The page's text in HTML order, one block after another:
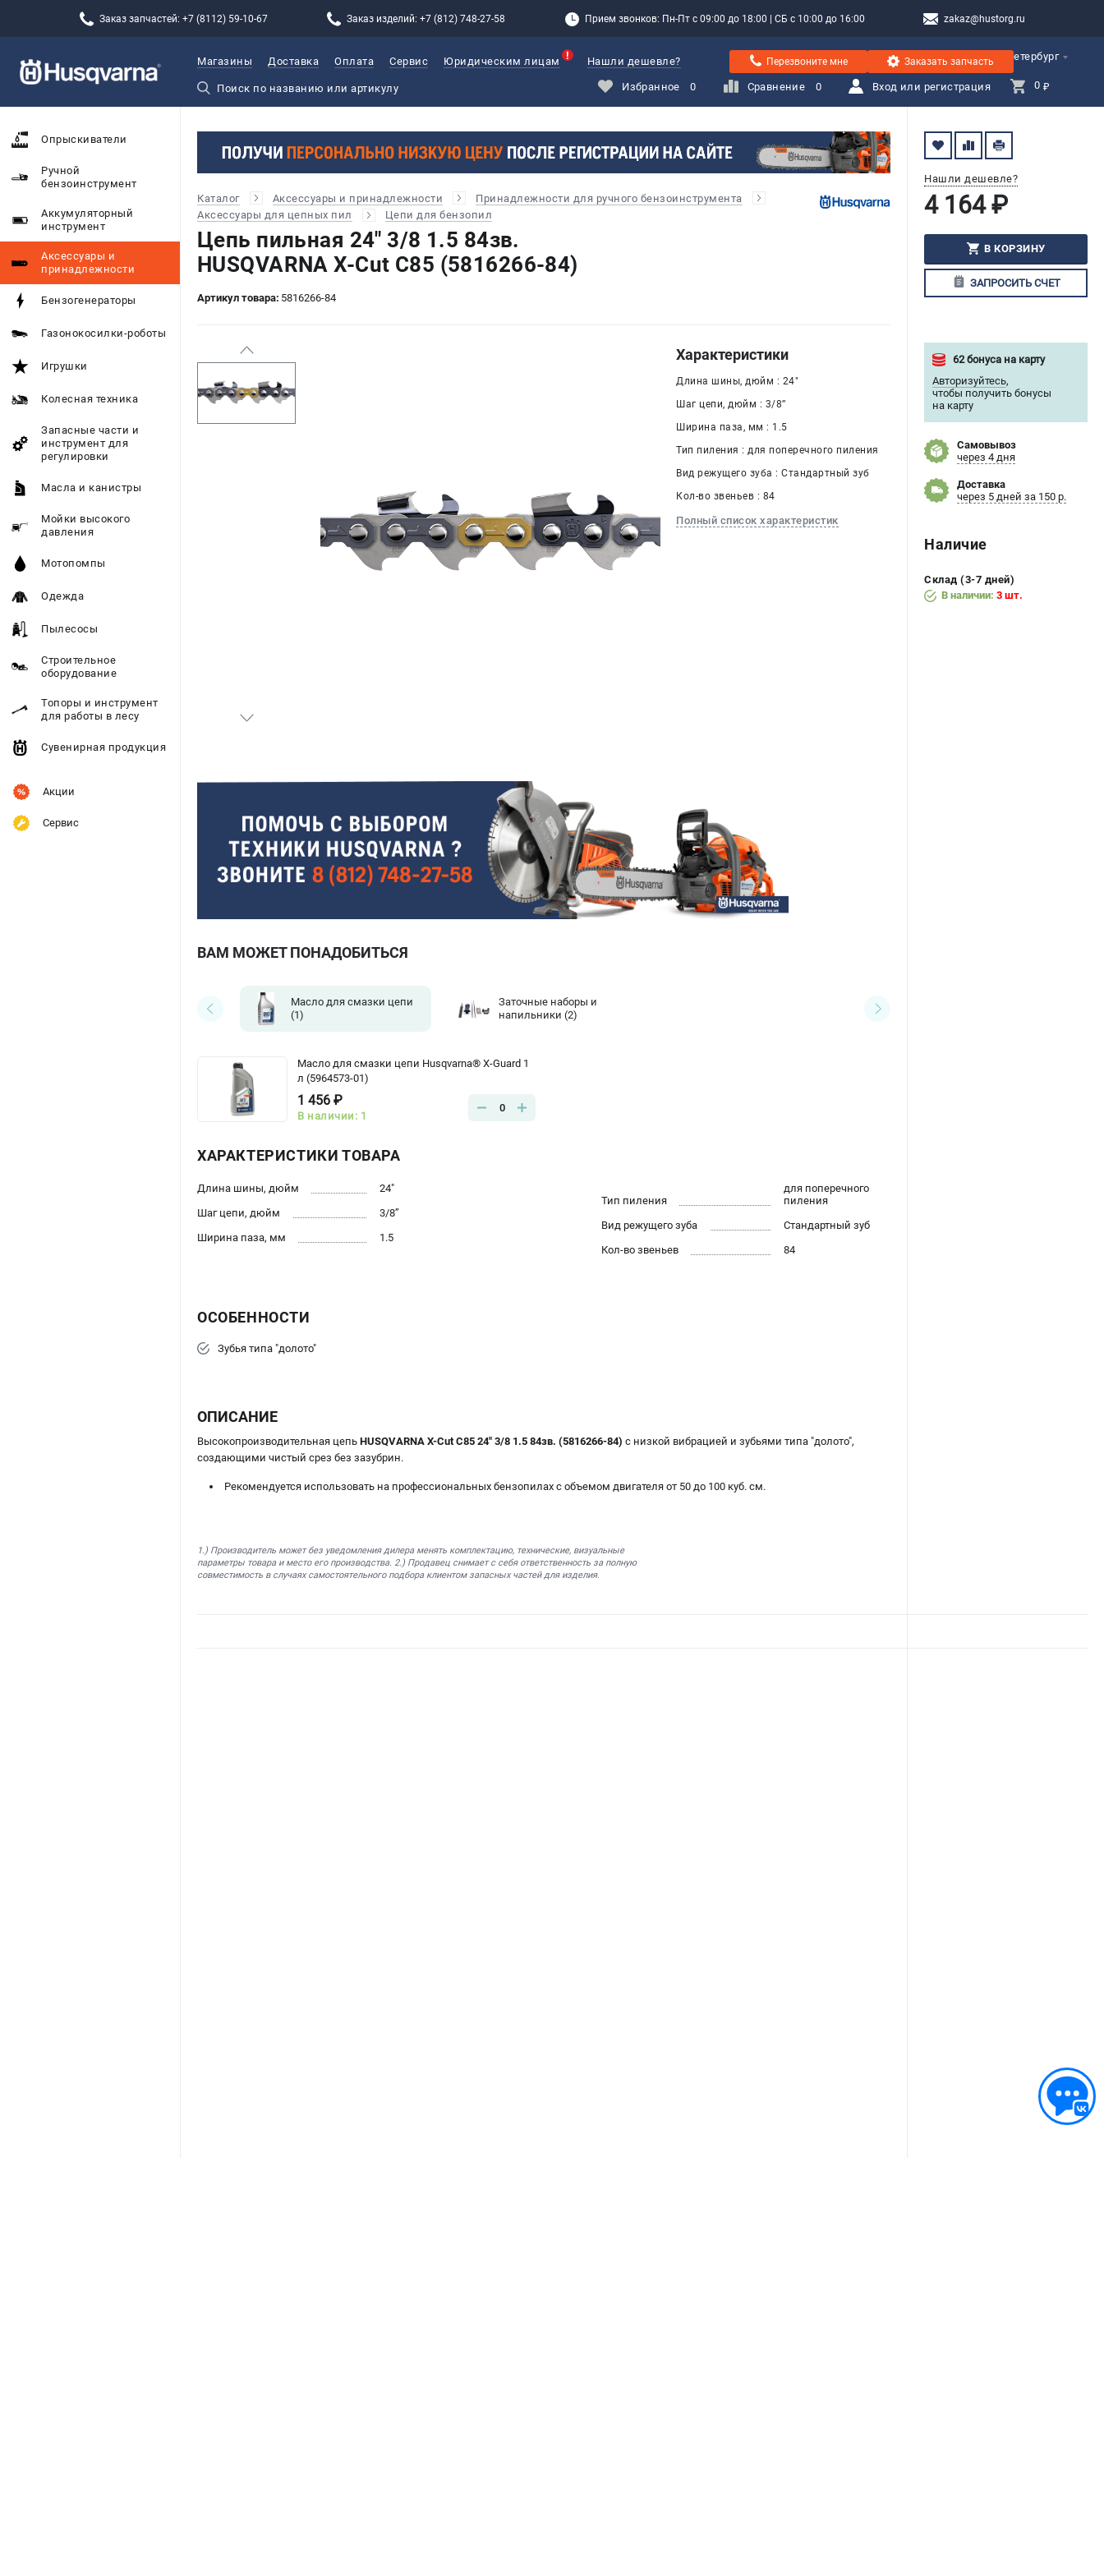
Заказ запчастей: +7 (8112) 59-10-67 Заказ изделий: +7 (812) 748-27-58 Прием звонков: Пн-Пт с 09:00 до 18:00 | СБ с 10:00 до 16:00 zakaz@hustorg.ru
Санкт-Петербург
Магазины Доставка Оплата Сервис Юридическим лицам Нашли дешевле? Перезвоните мне Заказать запчасть
Избранное 0 Сравнение 0 Вход или регистрация 0 ₽
Опрыскиватели
Ручной
бензоинструмент
Аккумуляторный
инструмент
Аксессуары и
принадлежности
Бензогенераторы
Газонокосилки-роботы
Игрушки
Колесная техника
Запасные части и
инструмент для
регулировки
Масла и канистры
Мойки высокого
давления
Мотопомпы
Одежда
Пылесосы
Строительное
оборудование
Топоры и инструмент
для работы в лесу
Сувенирная продукция
Акции
Сервис
Каталог Аксессуары и принадлежности
Принадлежности для ручного бензоинструмента
Аксессуары для цепных пил
Цепи для бензопил
Цепь пильная 24" 3/8 1.5 84зв.
HUSQVARNA X-Cut С85 (5816266-84)
Артикул товара: 5816266-84
Нашли дешевле?
4 164 ₽
В КОРЗИНУ
ЗАПРОСИТЬ СЧЕТ
62 бонуса на карту
Авторизуйтесь,
чтобы получить бонусы
на карту
Самовывоз
через 4 дня
Доставка
через 5 дней за 150 р.
Наличие
Склад (3-7 дней)
В наличии: 3 шт.
Характеристики
Длина шины, дюйм : 24"
Шаг цепи, дюйм : 3/8’’
Ширина паза, мм : 1.5
Тип пиления : для поперечного пиления
Вид режущего зуба : Стандартный зуб
Кол-во звеньев : 84
Полный список характеристик
ВАМ МОЖЕТ ПОНАДОБИТЬСЯ
Масло для смазки цепи
(1)
Заточные наборы и
напильники (2)
Масло для смазки цепи Husqvarna® X-Guard 1
л (5964573-01)
1 456 ₽
В наличии: 1
0
ХАРАКТЕРИСТИКИ ТОВАРА
Длина шины, дюйм
24"
Шаг цепи, дюйм
3/8’’
Ширина паза, мм
1.5
Тип пиления
для поперечного
пиления
Вид режущего зуба
Стандартный зуб
Кол-во звеньев
84
ОСОБЕННОСТИ
Зубья типа "долото"
ОПИСАНИЕ
Высокопроизводительная цепь HUSQVARNA X-Cut С85 24" 3/8 1.5 84зв. (5816266-84) с низкой вибрацией и зубьями типа "долото",
создающими чистый срез без зазубрин.
Рекомендуется использовать на профессиональных бензопилах с объемом двигателя от 50 до 100 куб. см.
1.) Производитель может без уведомления дилера менять комплектацию, технические, визуальные
параметры товара и место его производства. 2.) Продавец снимает с себя ответственность за полную
совместимость в случаях самостоятельного подбора клиентом запасных частей для изделия.